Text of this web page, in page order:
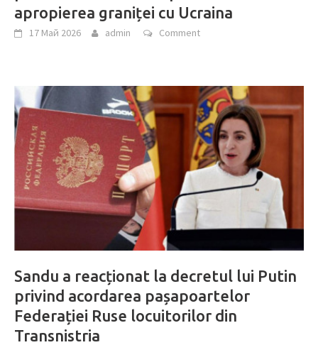
apropierea graniței cu Ucraina
17 Май 2026 admin Comment
Sandu a reacționat la decretul lui Putin
privind acordarea pașapoartelor
Federației Ruse locuitorilor din
Transnistria